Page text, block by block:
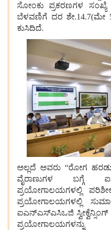
ಸೋಂಕು ಪ್ರಕರಣಗಳ ಸಂಖ್ಯೆ
ಬೆಳವಣಿಗೆ ದರ ಶೇ.14.7(ಮೇ
ಕುಸಿದಿದೆ.
ಅಲ್ಲದೆ ಅವರು “ರೋಗ
ವೈರಾಣುಗಳ
ಬಗ್ಗೆ
ಪ್ರಯೋಗಾಲಯಗಳಲ್ಲಿ
ಪ್ರಯೋಗಾಲಯಗಳಲ್ಲಿ
ಐಎನ್ಎಸ್ಎಸಿಒಜಿ ಸ್ವೀಕ್ವೆನ್ಸಿಂಗ್
ಪ್ರಯೋಗಾಲಯಗಳನ್ನು